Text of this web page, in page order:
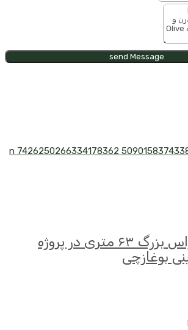
send Message
ویلای ۳+۱ با تراس بزرگ ۶۳ متری در پروژه